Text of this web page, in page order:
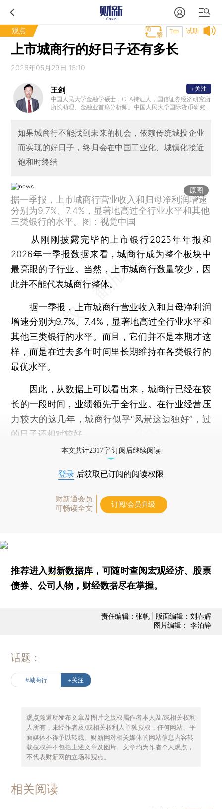
观点 试听
T中
上市城商行的好日子还有多长
2026年05月29日 15:10
王剑
中国人民大学金融学硕士，CFA持证人，国信证券经济研究所
所长助理、金融业首席分析师。中国人民大学国际货币研究
国人民银行郑州培训学院客座教授。
+关注
如果城商行不能找到未来的机会，依赖传统城投企业
而实现的好日子，终归会在中国工业化、城镇化接近
饱和时终结
原图
据一季报，上市城商行营业收入和归母净利润增速
分别为9.7%、7.4%，显著地高过全行业水平和其他
三类银行的水平。图：视觉中国
从刚刚披露完毕的上市银行2025年年报和
2026年一季报数据来看，城商行成为整个板块中
最亮眼的子行业。当然，上市城商行数量较少，因
此并不能代表城商行整体。
据一季报，上市城商行营业收入和归母净利润
增速分别为9.7%、7.4%，显著地高过全行业水平和
其他三类银行的水平。而且，它们并不是本期才这
样，而是在过去多年时间里长期维持在各类银行的
最优水平。
因此，从数据上可以看出来，城商行已经在较
长的一段时间，业绩领先于全行业。在行业经营压
力较大的这几年，城商行似乎“风景这边独好”，过
的日子还相对较好。
本文共计2317字 订阅后继续阅读
登录 后获取已订阅的阅读权限
财新通会员
可畅读全文
订阅/会员升级
推荐进入财新数据库 ，可随时查阅宏观经济、股票
债券、公司人物，财经数据尽在掌握。
责任编辑：张帆 | 版面编辑：刘春辉
图片编辑： 李泊静
话题：
#城商行 +关注
观点频道所发布文章及图片之版权属作者本人及/或相关权利
人所有，未经作者及/或相关权利人单独授权，任何网站、平
面媒体不得予以转载。财新网对相关媒体的网站信息内容转
载授权并不包括上述文章及图片。文章均为作者个人观点，
不代表财新网的立场和观点。
相关阅读